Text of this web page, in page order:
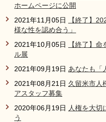
ホームページに公開
2021年11月05日
【終了】
様な性を認め合う」
2021年10月05日
【終了】
ル展
2021年09月19日 あなたも「
2021年08月21日 久留米市人
アスタッフ募集
2020年06月19日 人権を大切
う